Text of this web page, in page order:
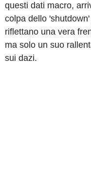
questi dati macro,
colpa dello
riflettano una vera
ma solo un suo
sui dazi.